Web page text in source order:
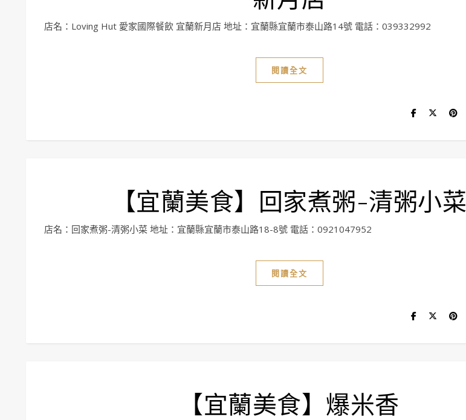
店名：Loving Hut 愛家國際餐飲 宜蘭新月店 地址：宜蘭縣宜蘭市泰山路14號 電話：039332992
閱讀全文
【宜蘭美食】回家煮粥-清粥小菜
店名：回家煮粥-清粥小菜 地址：宜蘭縣宜蘭市泰山路18-8號 電話：0921047952
閱讀全文
【宜蘭美食】爆米香